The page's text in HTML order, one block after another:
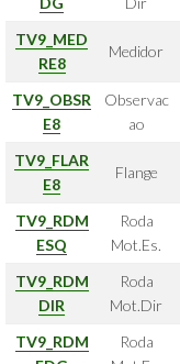
TV9_MED
RE8
Medidor
TV9_OBSR
E8
Observac
ao
TV9_FLAR
E8
Flange
TV9_RDM
ESQ
Roda
Mot.Es.
TV9_RDM
DIR
Roda
Mot.Dir
TV9_RDM
Roda